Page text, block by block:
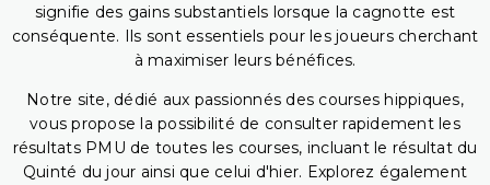
signifie des gains substantiels lorsque la cagnotte est
conséquente. Ils sont essentiels pour les joueurs cherchant
à maximiser leurs bénéfices.
Notre site, dédié aux passionnés des courses hippiques,
vous propose la possibilité de consulter rapidement les
résultats PMU de toutes les courses, incluant le résultat du
Quinté du jour ainsi que celui d'hier. Explorez également